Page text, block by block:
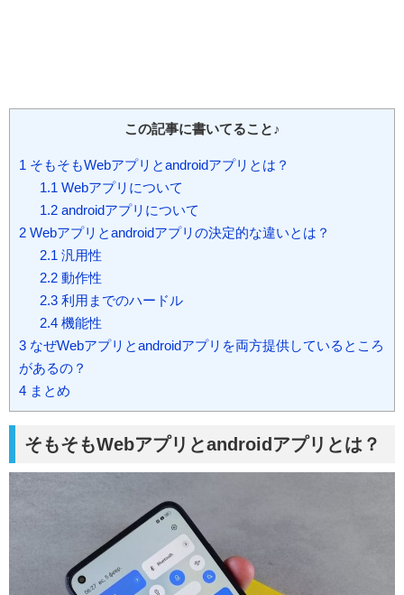
この記事に書いてること♪
1 そもそもWebアプリとandroidアプリとは？
1.1 Webアプリについて
1.2androidアプリについて
2 Webアプリとandroidアプリの決定的な違いとは？
2.1 汎用性
2.2動作性
2.3利用までのハードル
2.4機能性
3 なぜWebアプリとandroidアプリを両方提供しているところ
があるの？
4 まとめ
そもそもWebアプリとandroidアプリとは？